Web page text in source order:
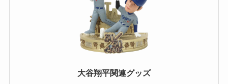
大谷翔平関連グッズ